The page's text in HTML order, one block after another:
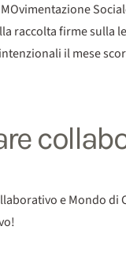
raccolta firme
il mese
e Mondo